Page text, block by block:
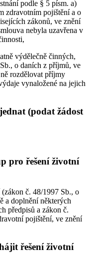
podle § 5 písm. a)
zdravotním pojištění a o
zákonů, ve znění
nebyla uzavřena v
výdělečně činných,
o daních z příjmů, ve
rozdělovat příjmy
vynaložené na jejich
(podat žádost
pro řešení životní
č. 48/1997 Sb., o
a doplnění některých
předpisů a zákon č.
pojištění, ve znění
řešení životní